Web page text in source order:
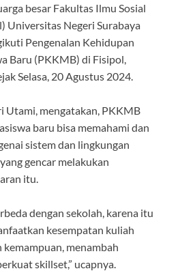
besar Fakultas Ilmu Sosial
Universitas Negeri Surabaya
Pengenalan Kehidupan
Baru (PKKMB) di Fisipol,
Selasa, 20 Agustus 2024.
Utami, mengatakan, PKKMB
baru bisa memahami dan
sistem dan lingkungan
gencar melakukan
itu.
dengan sekolah, karena itu
kesempatan kuliah
menambah
skillset,” ucapnya.